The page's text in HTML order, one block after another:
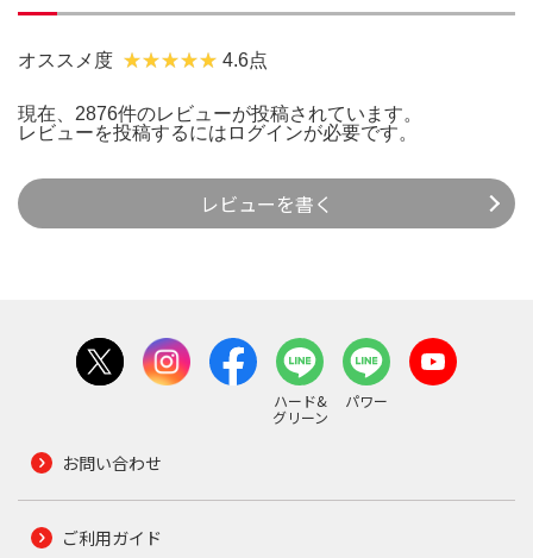
オススメ度 4.6点
現在、2876件のレビューが投稿されています。
レビューを投稿するには ログインが必要です。
レビューを書く
ハード&
グリーン
パワー
お問い合わせ
ご利用ガイド